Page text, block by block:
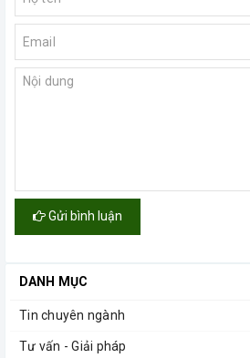
Gửi bình luận
DANH MỤC
Tin chuyên ngành
Tư vấn - Giải pháp